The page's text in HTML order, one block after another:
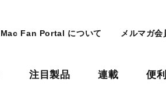
Mac Fan Portal について メルマガ会
注目製品 連載 便